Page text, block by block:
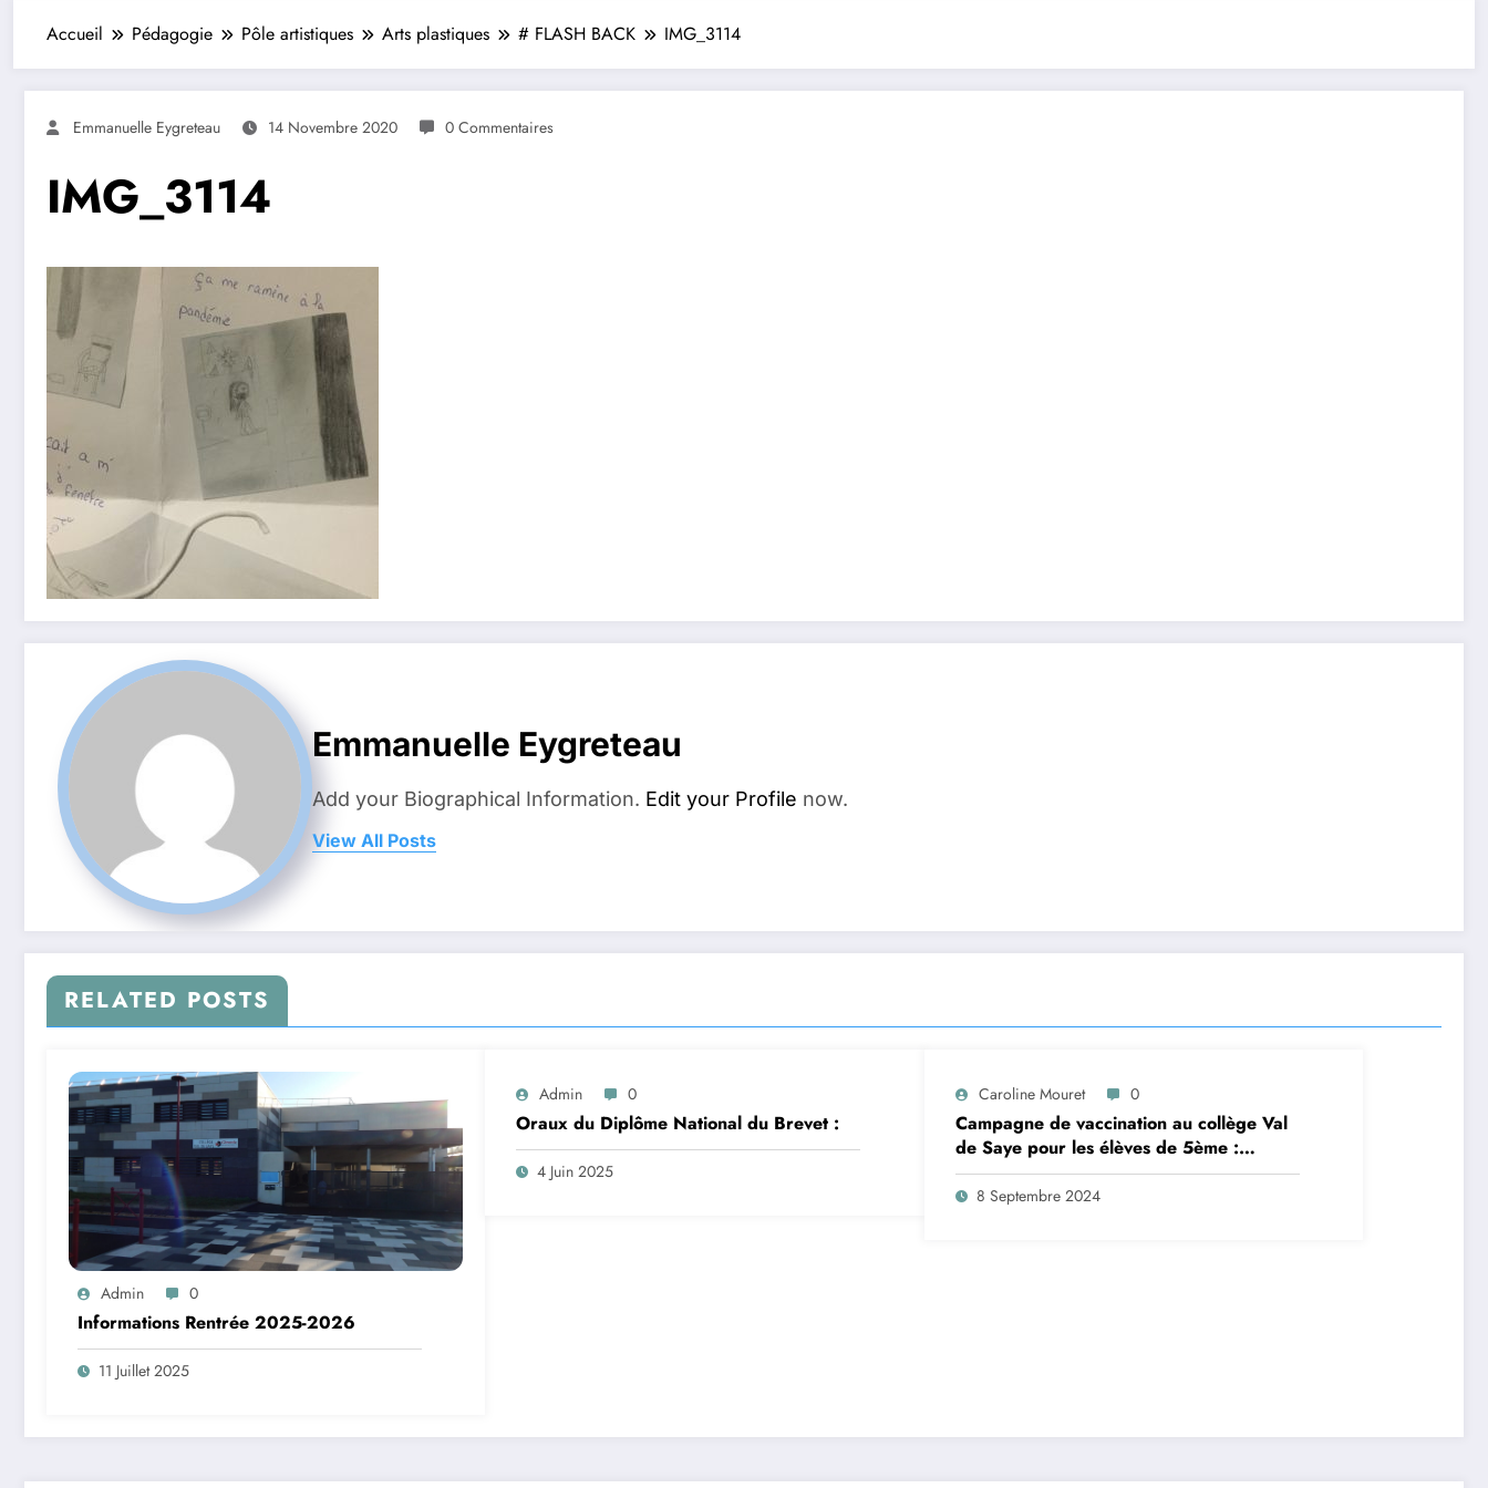
Accueil Pédagogie Pôle artistiques Arts plastiques # FLASH BACK IMG_3114
Emmanuelle Eygreteau 14 Novembre 2020 0 Commentaires
IMG_3114
Emmanuelle Eygreteau
Add your Biographical Information. Edit your Profile now.
View All Posts
RELATED POSTS
Admin 0
Informations Rentrée 2025-2026
11 Juillet 2025
Admin 0
Oraux du Diplôme National du Brevet :
4 Juin 2025
Caroline Mouret 0
Campagne de vaccination au collège Val
de Saye pour les élèves de 5ème :
inscription en ligne avant le 28
septembre 2024
8 Septembre 2024